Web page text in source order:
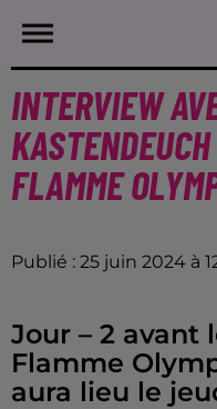
INTERVIEW
FLAMME
Publié : 25 juin 2024 à
Jour – 2 avant
Flamme
aura lieu le